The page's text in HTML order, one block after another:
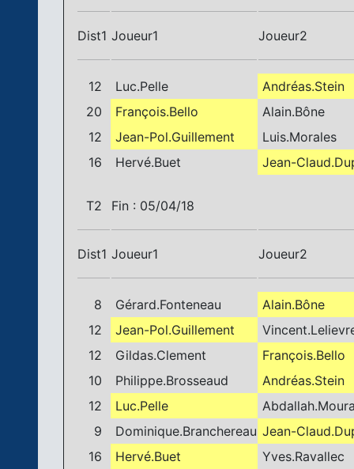
Dist1 Joueur1 Joueur2
12 Luc.Pelle
Andréas.Stein
20
François.Bello
Alain.Bône
12
Jean-Pol.Guillement
Luis.Morales
16
Hervé.Buet Jean-
T2 Fin : 05/04/18
Dist1 Joueur1 Joueur2
8 Gérard.Fonteneau
Alain.Bône
12
Jean-Pol.Guillement
12
Gildas.Clement
François.Bello
10
Philippe.Brosseaud
Andréas.Stein
12
Luc.Pelle
9
Dominique.Branchereau Jean-
16
Hervé.Buet
Yves.Ravallec